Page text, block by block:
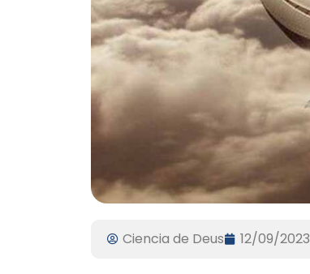
Ciencia de Deus 12/09/2023